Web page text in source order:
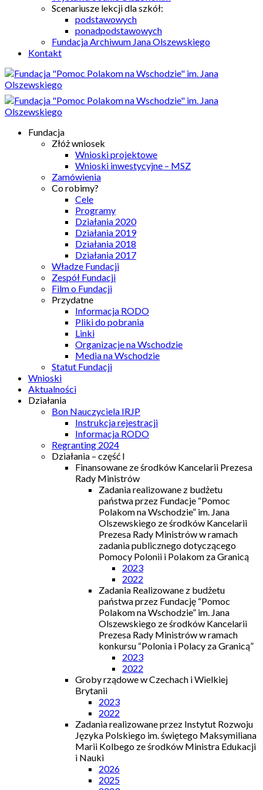
Scenariusze lekcji dla szkół:
podstawowych
ponadpodstawowych
Fundacja Archiwum Jana Olszewskiego
Kontakt
Fundacja
Złóż wniosek
Wnioski projektowe
Wnioski inwestycyjne – MSZ
Zamówienia
Co robimy?
Cele
Programy
Działania 2020
Działania 2019
Działania 2018
Działania 2017
Władze Fundacji
Zespół Fundacji
Film o Fundacji
Przydatne
Informacja RODO
Pliki do pobrania
Linki
Organizacje na Wschodzie
Media na Wschodzie
Statut Fundacji
Wnioski
Aktualności
Działania
Bon Nauczyciela IRJP
Instrukcja rejestracji
Informacja RODO
Regranting 2024
Działania – część I
Finansowane ze środków Kancelarii Prezesa
Rady Ministrów
Zadania realizowane z budżetu
państwa przez Fundacje “Pomoc
Polakom na Wschodzie” im. Jana
Olszewskiego ze środków Kancelarii
Prezesa Rady Ministrów w ramach
zadania publicznego dotyczącego
Pomocy Polonii i Polakom za Granicą
2023
2022
Zadania Realizowane z budżetu
państwa przez Fundację “Pomoc
Polakom na Wschodzie” im. Jana
Olszewskiego ze środków Kancelarii
Prezesa Rady Ministrów w ramach
konkursu “Polonia i Polacy za Granicą”
2023
2022
Groby rządowe w Czechach i Wielkiej
Brytanii
2023
2022
Zadania realizowane przez Instytut Rozwoju
Języka Polskiego im. świętego Maksymiliana
Marii Kolbego ze środków Ministra Edukacji
i Nauki
2026
2025